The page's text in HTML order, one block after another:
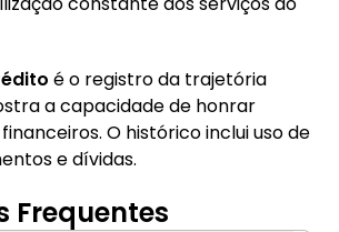
é o registro da trajetória
a capacidade de honrar
O histórico inclui uso de
e dívidas.
Frequentes